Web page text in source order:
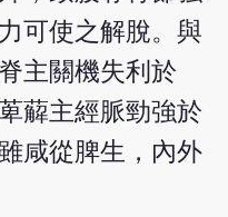
可使之解脫。與
主關機失利於
薢主經脈勁強於
咸從脾生，內外